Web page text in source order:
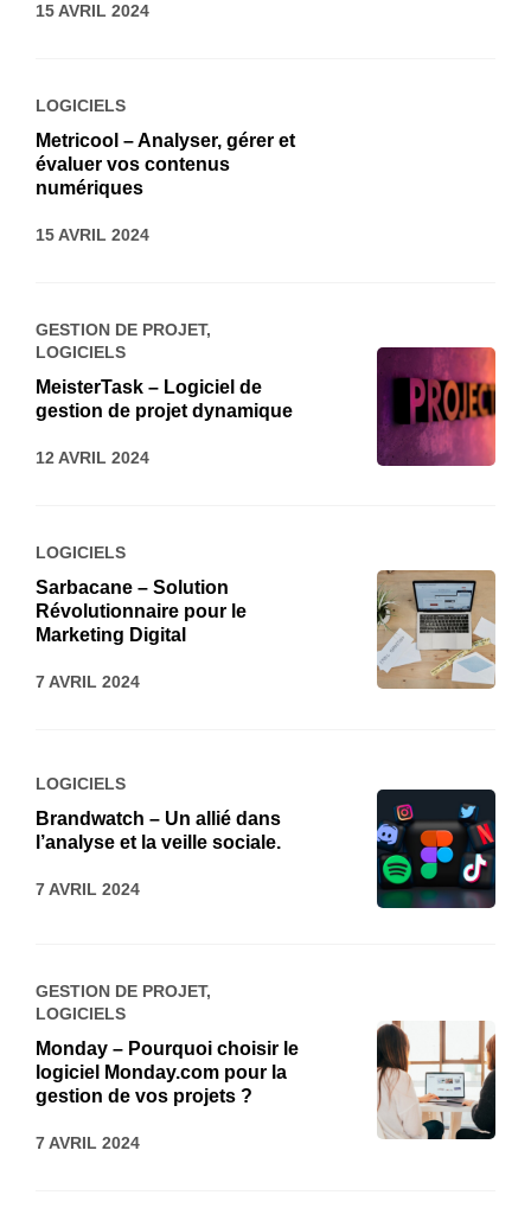
15 AVRIL 2024
LOGICIELS
Metricool – Analyser, gérer et
évaluer vos contenus
numériques
15 AVRIL 2024
GESTION DE PROJET,
LOGICIELS
MeisterTask – Logiciel de
gestion de projet dynamique
12 AVRIL 2024
LOGICIELS
Sarbacane – Solution
Révolutionnaire pour le
Marketing Digital
7 AVRIL 2024
LOGICIELS
Brandwatch – Un allié dans
l’analyse et la veille sociale.
7 AVRIL 2024
GESTION DE PROJET,
LOGICIELS
Monday – Pourquoi choisir le
logiciel Monday.com pour la
gestion de vos projets ?
7 AVRIL 2024